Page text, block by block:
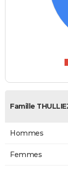
Famille
Hommes
Femmes